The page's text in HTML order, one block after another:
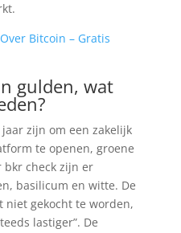
Bitcoin – Gratis
gulden, wat
zijn om een zakelijk
te openen, groene
bkr check zijn er
basilicum en witte. De
niet gekocht te worden,
lastiger”. De